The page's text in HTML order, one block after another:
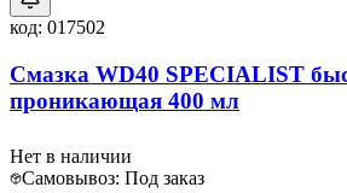
код: 017502
Смазка WD40 SPECIALIST
проникающая 400 мл
Нет в наличии
Самовывоз: Под заказ